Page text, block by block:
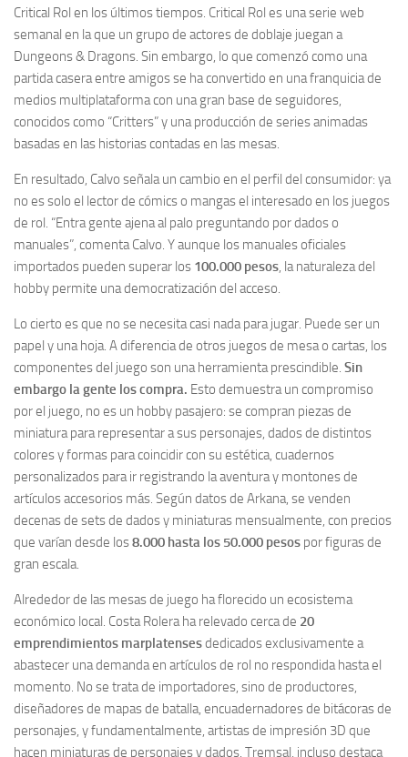
Critical Rol en los últimos tiempos. Critical Rol es una serie web
semanal en la que un grupo de actores de doblaje juegan a
Dungeons & Dragons. Sin embargo, lo que comenzó como una
partida casera entre amigos se ha convertido en una franquicia de
medios multiplataforma con una gran base de seguidores,
conocidos como “Critters” y una producción de series animadas
basadas en las historias contadas en las mesas.
En resultado, Calvo señala un cambio en el perfil del consumidor: ya
no es solo el lector de cómics o mangas el interesado en los juegos
de rol. “Entra gente ajena al palo preguntando por dados o
manuales”, comenta Calvo. Y aunque los manuales oficiales
importados pueden superar los 100.000 pesos, la naturaleza del
hobby permite una democratización del acceso.
Lo cierto es que no se necesita casi nada para jugar. Puede ser un
papel y una hoja. A diferencia de otros juegos de mesa o cartas, los
componentes del juego son una herramienta prescindible. Sin
embargo la gente los compra. Esto demuestra un compromiso
por el juego, no es un hobby pasajero: se compran piezas de
miniatura para representar a sus personajes, dados de distintos
colores y formas para coincidir con su estética, cuadernos
personalizados para ir registrando la aventura y montones de
artículos accesorios más. Según datos de Arkana, se venden
decenas de sets de dados y miniaturas mensualmente, con precios
que varían desde los8.000 hasta los 50.000 pesos por figuras de
gran escala.
Alrededor de las mesas de juego ha florecido un ecosistema
económico local. Costa Rolera ha relevado cerca de 20
emprendimientos marplatensesdedicados exclusivamente a
abastecer una demanda en artículos de rol no respondida hasta el
momento. No se trata de importadores, sino de productores,
diseñadores de mapas de batalla, encuadernadores de bitácoras de
personajes, y fundamentalmente, artistas de impresión 3D que
hacen miniaturas de personajes y dados. Tremsal, incluso destaca